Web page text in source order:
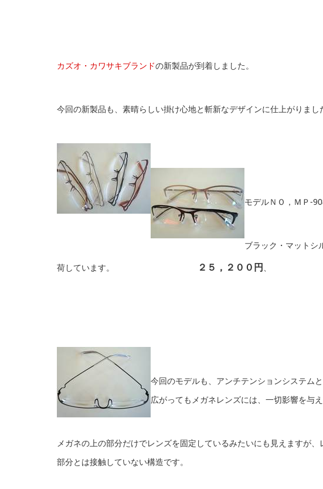
カズオ・カワサキブランドの新製品が到着しました。
今回の新製品も、素晴らしい掛け心地と斬新なデザインに仕上がりまし
モデルＮＯ，ＭＰ-
ブラック・マットシ
荷しています。
２５，２００円、 かなり
今回のモデルも、アンチテンションシステム
広がってもメガネレンズには、一切影響を与
メガネの上の部分だけでレンズを固定しているみたいにも見えますが
部分とは接触していない構造です。